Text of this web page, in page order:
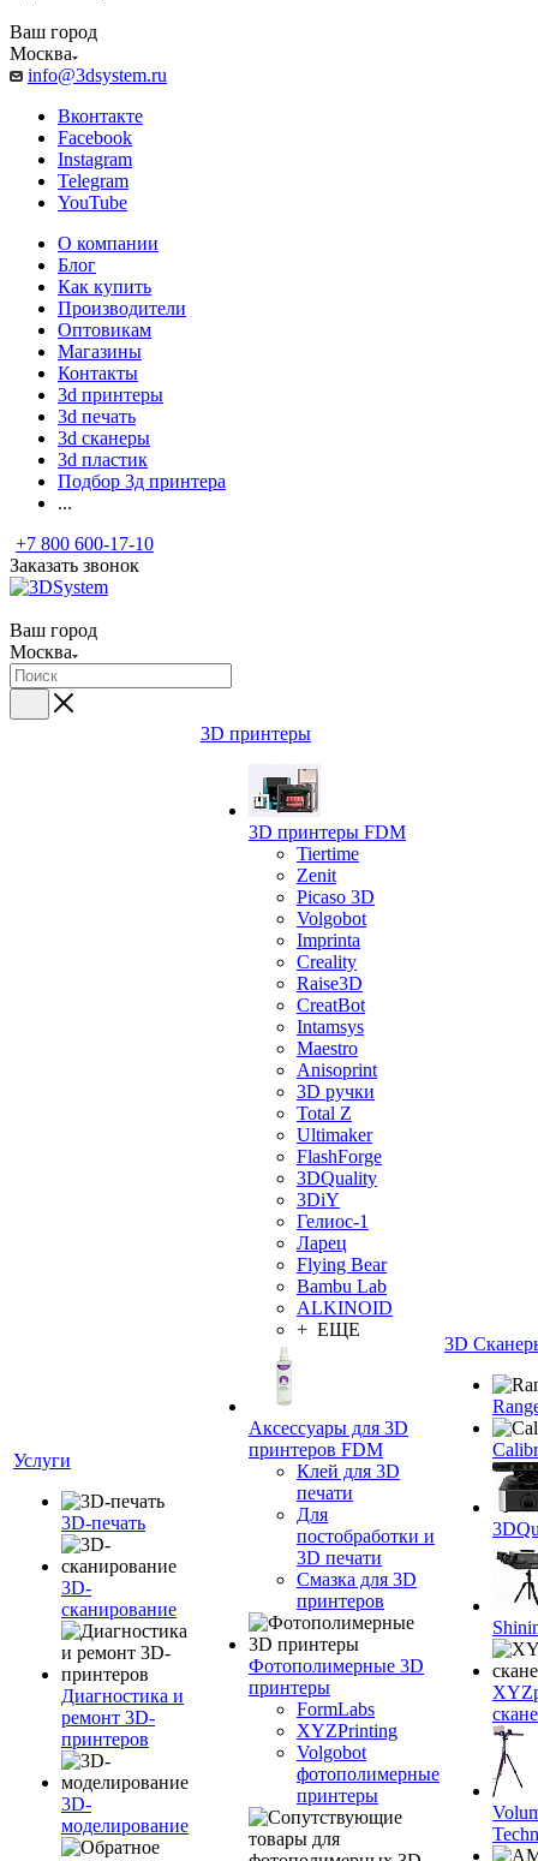
Ваш город
Москва
info@3dsystem.ru
Вконтакте
Facebook
Instagram
Telegram
YouTube
О компании
Блог
Как купить
Производители
Оптовикам
Магазины
Контакты
3d принтеры
3d печать
3d сканеры
3d пластик
Подбор 3д принтера
...
+7 800 600-17-10
Заказать звонок
Ваш город
Москва
Услуги
3D-печать
3D-
сканирование
Диагностика и
ремонт 3D-
принтеров
3D-
моделирование
3D принтеры
3D принтеры FDM
Tiertime
Zenit
Picaso 3D
Volgobot
Imprinta
Creality
Raise3D
CreatBot
Intamsys
Maestro
Anisoprint
3D ручки
Total Z
Ultimaker
FlashForge
3DQuality
3DiY
Гелиос-1
Ларец
Flying Bear
Bambu Lab
ALKINOID
+ ЕЩЕ
Аксессуары для 3D
принтеров FDM
Клей для 3D
печати
Для
постобработки и
3D печати
Смазка для 3D
принтеров
Фотополимерные 3D
принтеры
FormLabs
XYZPrinting
Volgobot
фотополимерные
принтеры
3D